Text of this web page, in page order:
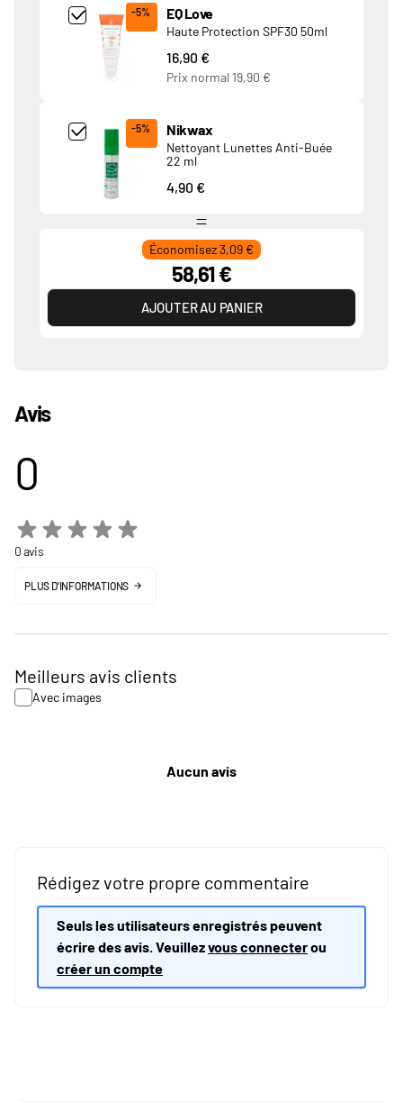
Add Product MjQ4MTk= undefined
-5% EQ Love
Haute Protection SPF30 50ml
16,90 €
Prix normal 19,90 €
Add Product MjkwNDA= undefined
-5% Nikwax
Nettoyant Lunettes Anti-Buée
22 ml
4,90 €
Économisez 3,09 €
58,61 €
AJOUTER AU PANIER
Avis
0
0 avis
PLUS D'INFORMATIONS
Meilleurs avis clients
Avec images
Aucun avis
Rédigez votre propre commentaire
Seuls les utilisateurs enregistrés peuvent
écrire des avis. Veuillezvous connecterou
créer un compte